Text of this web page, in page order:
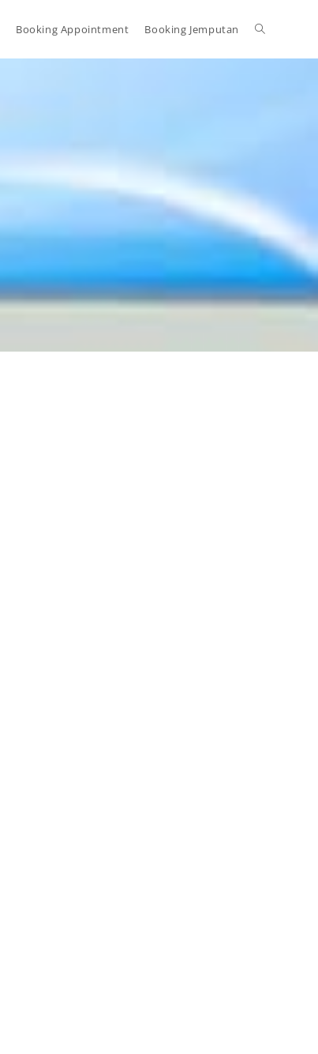
Booking Appointment Booking Jemputan